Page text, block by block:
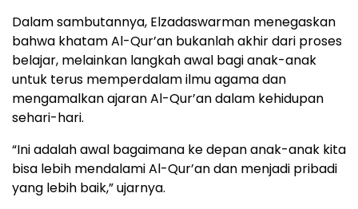
Dalam sambutannya, Elzadaswarman menegaskan
bahwa khatam Al-Qur’an bukanlah akhir dari proses
belajar, melainkan langkah awal bagi anak-anak
untuk terus memperdalam ilmu agama dan
mengamalkan ajaran Al-Qur’an dalam kehidupan
sehari-hari.
“Ini adalah awal bagaimana ke depan anak-anak kita
bisa lebih mendalami Al-Qur’an dan menjadi pribadi
yang lebih baik,” ujarnya.